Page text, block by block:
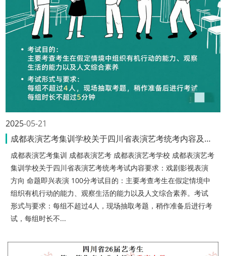
05-21
2025
成都表演艺考集训学校关于四川省表演艺考统考内容及要求
成都表演艺考集训 成都表演艺考 成都表演艺考学校 成都表演艺考
集训学校关于四川省表演艺考统考考试内容要求：戏剧影视表演
方向 命题即兴表演 100分考试目的：主要考查考生在假定情境中
组织有机行动的能力、观察生活的能力以及人文综合素养。考试
形式与要求：每组不超过4人，现场抽取考题，稍作准备后进行考
试，每组时长不...